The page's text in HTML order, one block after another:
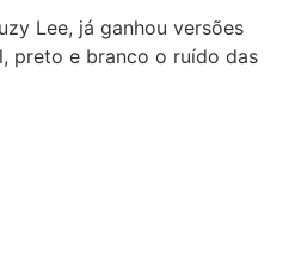
Lee, já ganhou versões
preto e branco o ruído das